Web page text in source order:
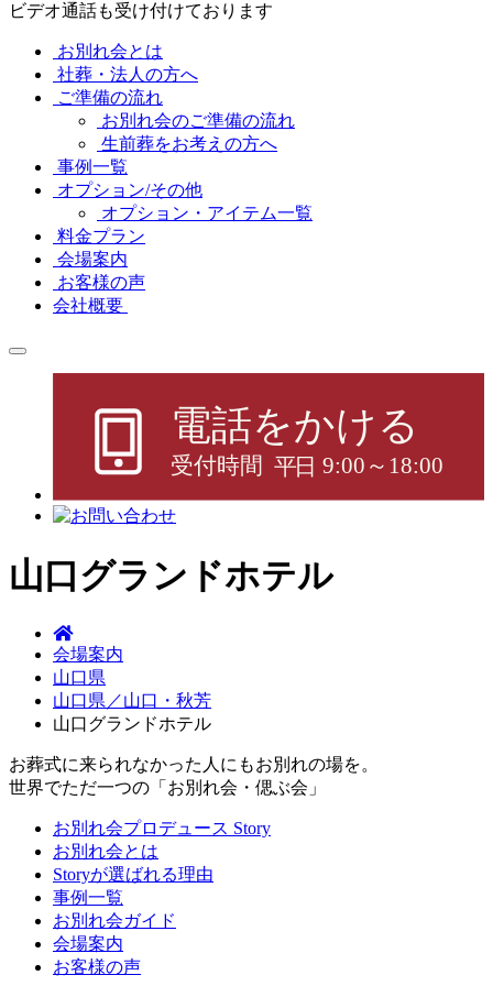
ビデオ通話も受け付けております
お別れ会とは
社葬・法人の方へ
ご準備の流れ
お別れ会のご準備の流れ
生前葬をお考えの方へ
事例一覧
オプション/その他
オプション・アイテム一覧
料金プラン
会場案内
お客様の声
会社概要
山口グランドホテル
会場案内
山口県
山口県／山口・秋芳
山口グランドホテル
お葬式に来られなかった人にもお別れの場を。
世界でただ一つの「お別れ会・偲ぶ会」
お別れ会プロデュース Story
お別れ会とは
Storyが選ばれる理由
事例一覧
お別れ会ガイド
会場案内
お客様の声